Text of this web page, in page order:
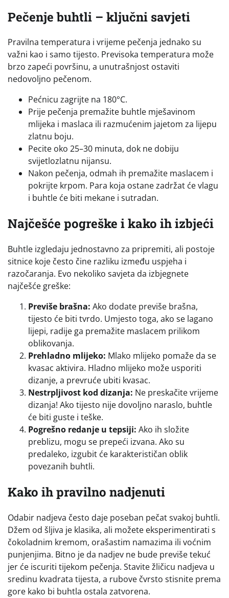
Pečenje buhtli – ključni savjeti
Pravilna temperatura i vrijeme pečenja jednako su
važni kao i samo tijesto. Previsoka temperatura može
brzo zapeći površinu, a unutrašnjost ostaviti
nedovoljno pečenom.
Pećnicu zagrijte na 180°C.
Prije pečenja premažite buhtle mješavinom
mlijeka i maslaca ili razmućenim jajetom za lijepu
zlatnu boju.
Pecite oko 25–30 minuta, dok ne dobiju
svijetlozlatnu nijansu.
Nakon pečenja, odmah ih premažite maslacem i
pokrijte krpom. Para koja ostane zadržat će vlagu
i buhtle će biti mekane i sutradan.
Najčešće pogreške i kako ih izbjeći
Buhtle izgledaju jednostavno za pripremiti, ali postoje
sitnice koje često čine razliku između uspjeha i
razočaranja. Evo nekoliko savjeta da izbjegnete
najčešće greške:
Previše brašna: Ako dodate previše brašna,
tijesto će biti tvrdo. Umjesto toga, ako se lagano
lijepi, radije ga premažite maslacem prilikom
oblikovanja.
Prehladno mlijeko: Mlako mlijeko pomaže da se
kvasac aktivira. Hladno mlijeko može usporiti
dizanje, a prevruće ubiti kvasac.
Nestrpljivost kod dizanja: Ne preskačite vrijeme
dizanja! Ako tijesto nije dovoljno naraslo, buhtle
će biti guste i teške.
Pogrešno redanje u tepsiji: Ako ih složite
preblizu, mogu se prepeći izvana. Ako su
predaleko, izgubit će karakterističan oblik
povezanih buhtli.
Kako ih pravilno nadjenuti
Odabir nadjeva često daje poseban pečat svakoj buhtli.
Džem od šljiva je klasika, ali možete eksperimentirati s
čokoladnim kremom, orašastim namazima ili voćnim
punjenjima. Bitno je da nadjev ne bude previše tekuć
jer će iscuriti tijekom pečenja. Stavite žličicu nadjeva u
sredinu kvadrata tijesta, a rubove čvrsto stisnite prema
gore kako bi buhtla ostala zatvorena.